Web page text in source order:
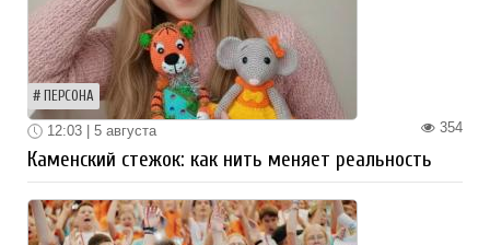
ПЕРСОНА
354
12:03 | 5 августа
Каменский стежок: как нить меняет реальность